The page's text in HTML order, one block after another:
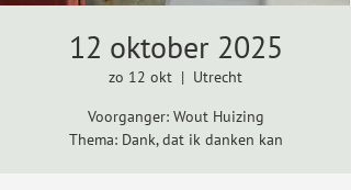
12 oktober 2025
zo 12 okt
  |
Utrecht
Voorganger: Wout Huizing
Thema: Dank, dat ik danken kan